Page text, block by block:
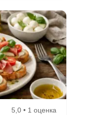
5,0 • 1 оценка